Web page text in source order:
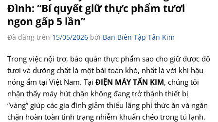
Đình: “Bí quyết giữ thực phẩm tươi
ngon gấp 5 lần”
Đã đăng trên 15/05/2026 bởi Ban Biên Tập Tấn Kim
Trong việc nội trợ, bảo quản thực phẩm sao cho giữ được độ
tươi và dưỡng chất là một bài toán khó, nhất là với khí hậu
nóng ẩm tại Việt Nam. Tại ĐIỆN MÁY TẤN KIM, chúng tôi
nhận thấy máy hút chân không đang trở thành thiết bị
“vàng” giúp các gia đình giảm thiểu lãng phí thức ăn và ngăn
chặn hoàn toàn tình trạng nhiễm khuẩn chéo trong tủ lạnh.